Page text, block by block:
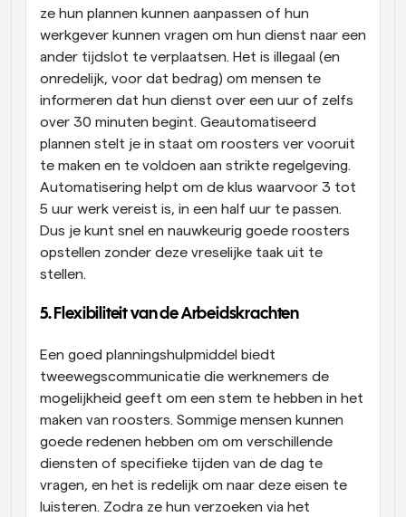
ze hun plannen kunnen aanpassen of hun
werkgever kunnen vragen om hun dienst naar een
ander tijdslot te verplaatsen. Het is illegaal (en
onredelijk, voor dat bedrag) om mensen te
informeren dat hun dienst over een uur of zelfs
over 30 minuten begint. Geautomatiseerd
plannen stelt je in staat om roosters ver vooruit
te maken en te voldoen aan strikte regelgeving.
Automatisering helpt om de klus waarvoor 3 tot
5 uur werk vereist is, in een half uur te passen.
Dus je kunt snel en nauwkeurig goede roosters
opstellen zonder deze vreselijke taak uit te
stellen.
5. Flexibiliteit van de Arbeidskrachten
Een goed planningshulpmiddel biedt
tweewegscommunicatie die werknemers de
mogelijkheid geeft om een stem te hebben in het
maken van roosters. Sommige mensen kunnen
goede redenen hebben om om verschillende
diensten of specifieke tijden van de dag te
vragen, en het is redelijk om naar deze eisen te
luisteren. Zodra ze hun verzoeken via het